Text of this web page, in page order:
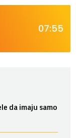
07:55
da imaju samo